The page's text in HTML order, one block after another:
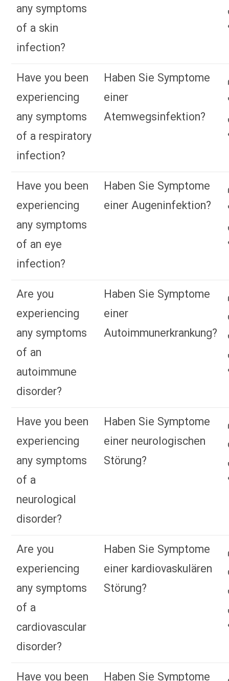
any symptoms
of a skin
infection?
Have you been
experiencing
any symptoms
of a respiratory
infection?
Haben Sie Symptome
einer
Atemwegsinfektion?
Have you been
experiencing
any symptoms
of an eye
infection?
Haben Sie Symptome
einer Augeninfektion?
Are you
experiencing
any symptoms
of an
autoimmune
disorder?
Haben Sie Symptome
einer
Autoimmunerkrankung?
Have you been
experiencing
any symptoms
of a
neurological
disorder?
Haben Sie Symptome
einer neurologischen
Störung?
Are you
experiencing
any symptoms
of a
cardiovascular
disorder?
Haben Sie Symptome
einer kardiovaskulären
Störung?
Have you been
Haben Sie Symptome